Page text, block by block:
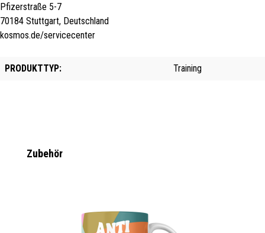
Pfizerstraße 5-7
70184 Stuttgart, Deutschland
kosmos.de/servicecenter
PRODUKTTYP: Training
Produktgalerie überspringen
Zubehör